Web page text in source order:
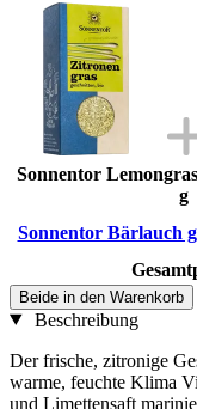
Sonnentor
g
Sonnentor Bärlauch
Beide in den Warenkorb
Beschreibung
Der frische, zitronige
warme, feuchte Klima
und Limettensaft